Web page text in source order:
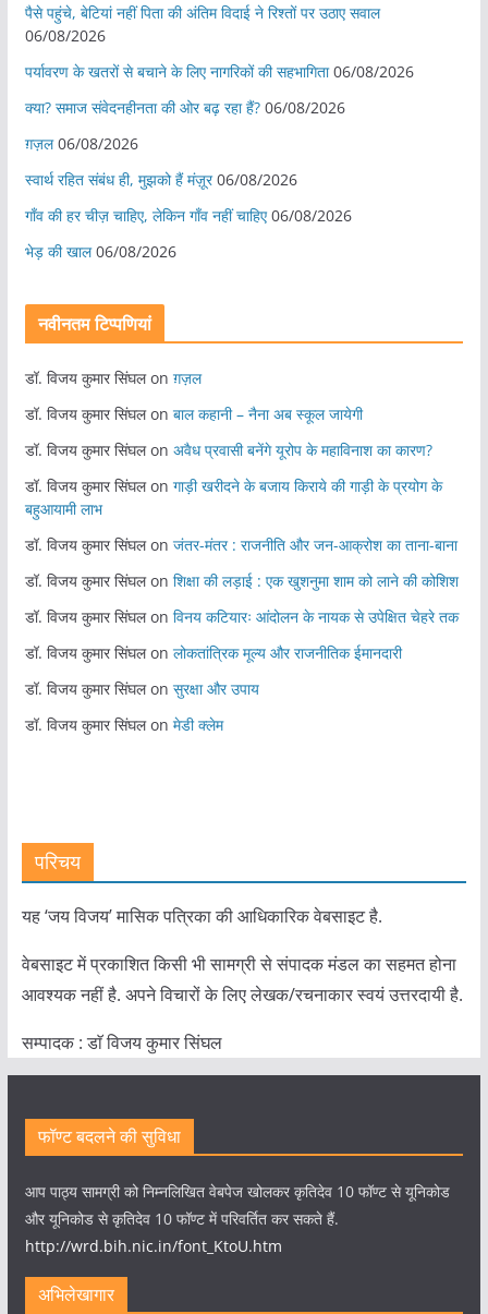
पैसे पहुंचे, बेटियां नहीं पिता की अंतिम विदाई ने रिश्तों पर उठाए सवाल
06/08/2026
पर्यावरण के खतरों से बचाने के लिए नागरिकों की सहभागिता 06/08/2026
क्या? समाज संवेदनहीनता की ओर बढ़ रहा हैं? 06/08/2026
ग़ज़ल 06/08/2026
स्वार्थ रहित संबंध ही, मुझको हैं मंज़ूर 06/08/2026
गाँव की हर चीज़ चाहिए, लेकिन गाँव नहीं चाहिए 06/08/2026
भेड़ की खाल 06/08/2026
नवीनतम टिप्पणियां
डॉ. विजय कुमार सिंघलon ग़ज़ल
डॉ. विजय कुमार सिंघलon बाल कहानी – नैना अब स्कूल जायेगी
डॉ. विजय कुमार सिंघलon अवैध प्रवासी बनेंगे यूरोप के महाविनाश का कारण?
डॉ. विजय कुमार सिंघलon गाड़ी खरीदने के बजाय किराये की गाड़ी के प्रयोग के
बहुआयामी लाभ
डॉ. विजय कुमार सिंघलon जंतर-मंतर : राजनीति और जन-आक्रोश का ताना-बाना
डॉ. विजय कुमार सिंघलon शिक्षा की लड़ाई : एक खुशनुमा शाम को लाने की कोशिश
डॉ. विजय कुमार सिंघलon विनय कटियारः आंदोलन के नायक से उपेक्षित चेहरे तक
डॉ. विजय कुमार सिंघलon लोकतांत्रिक मूल्य और राजनीतिक ईमानदारी
डॉ. विजय कुमार सिंघलon सुरक्षा और उपाय
डॉ. विजय कुमार सिंघलon मेडी क्लेम
परिचय
यह ‘जय विजय’ मासिक पत्रिका की आधिकारिक वेबसाइट है.
वेबसाइट में प्रकाशित किसी भी सामग्री से संपादक मंडल का सहमत होना
आवश्यक नहीं है. अपने विचारों के लिए लेखक/रचनाकार स्वयं उत्तरदायी है.
सम्पादक : डाॅ विजय कुमार सिंघल
फॉण्ट बदलने की सुविधा
आप पाठ्य सामग्री को निम्नलिखित वेबपेज खोलकर कृतिदेव 10 फॉण्ट से यूनिकोड
और यूनिकोड से कृतिदेव 10 फॉण्ट में परिवर्तित कर सकते हैं.
http://wrd.bih.nic.in/font_KtoU.htm
अभिलेखागार